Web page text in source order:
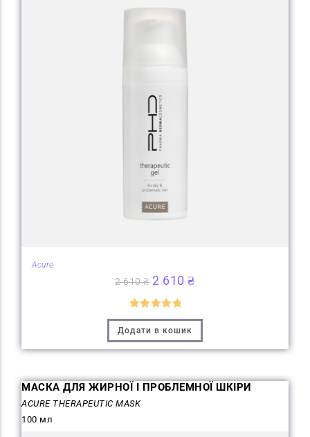
Acure
2 610₴ 2 610₴
Оцінено в
5з 5
Додати в кошик
МАСКА ДЛЯ ЖИРНОЇ І ПРОБЛЕМНОЇ ШКІРИ
ACURE THERAPEUTIC MASK
100 мл